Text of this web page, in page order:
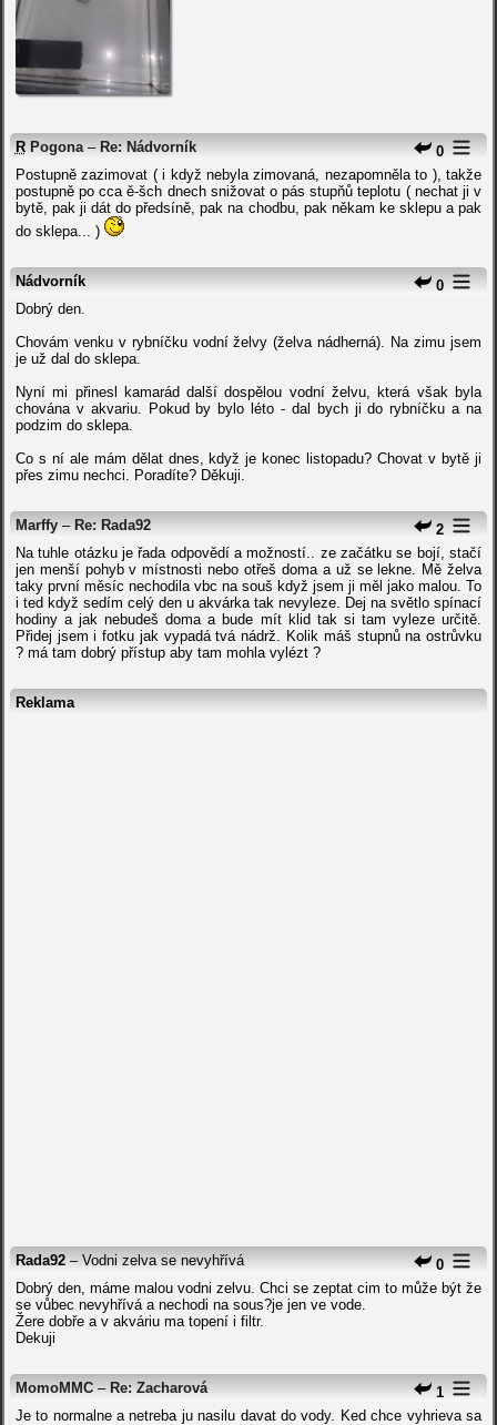
0
R Pogona – Re: Nádvorník
Postupně zazimovat ( i když nebyla zimovaná, nezapomněla to ), takže
postupně po cca ě-šch dnech snižovat o pás stupňů teplotu ( nechat ji v
bytě, pak ji dát do předsíně, pak na chodbu, pak někam ke sklepu a pak
do sklepa... )
0
Nádvorník
Dobrý den.
Chovám venku v rybníčku vodní želvy (želva nádherná). Na zimu jsem
je už dal do sklepa.
Nyní mi přinesl kamarád další dospělou vodní želvu, která však byla
chována v akvariu. Pokud by bylo léto - dal bych ji do rybníčku a na
podzim do sklepa.
Co s ní ale mám dělat dnes, když je konec listopadu? Chovat v bytě ji
přes zimu nechci. Poradíte? Děkuji.
2
Marffy – Re: Rada92
Na tuhle otázku je řada odpovědí a možností.. ze začátku se bojí, stačí
jen menší pohyb v místnosti nebo otřeš doma a už se lekne. Mě želva
taky první měsíc nechodila vbc na souš když jsem ji měl jako malou. To
i ted když sedím celý den u akvárka tak nevyleze. Dej na světlo spínací
hodiny a jak nebudeš doma a bude mít klid tak si tam vyleze určitě.
Přidej jsem i fotku jak vypadá tvá nádrž. Kolik máš stupnů na ostrůvku
? má tam dobrý přístup aby tam mohla vylézt ?
Reklama
0
Rada92– Vodni zelva se nevyhřívá
Dobrý den, máme malou vodni zelvu. Chci se zeptat cim to může být že
se vůbec nevyhřívá a nechodi na sous?je jen ve vode.
Žere dobře a v akváriu ma topení i filtr.
Dekuji
1
MomoMMC – Re: Zacharová
Je to normalne a netreba ju nasilu davat do vody. Ked chce vyhrieva sa